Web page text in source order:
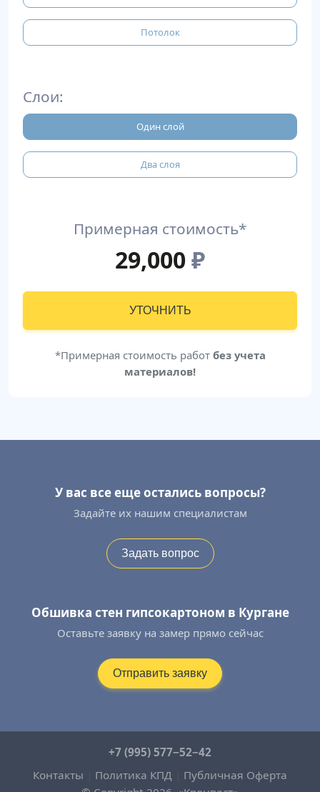
Потолок
Слои:
Один слой
Два слоя
Примерная стоимость*
29,000₽
УТОЧНИТЬ
*Примерная стоимость работ без учета
материалов!
У вас все еще остались вопросы?
Задайте их нашим специалистам
Задать вопрос
Обшивка стен гипсокартоном в Кургане
Оставьте заявку на замер прямо сейчас
Отправить заявку
+7 (995) 577−52−42
Контакты
Политика КПД Публичная Оферта